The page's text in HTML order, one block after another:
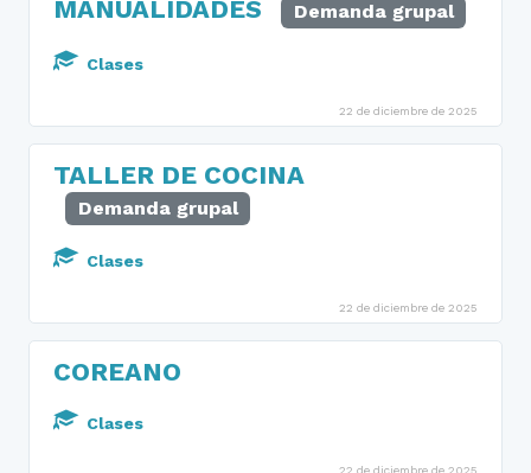
MANUALIDADES Demanda grupal
Clases
22 de diciembre de 2025
TALLER DE COCINA
Demanda grupal
Clases
22 de diciembre de 2025
COREANO
Clases
22 de diciembre de 2025